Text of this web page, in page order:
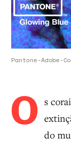
Pantone-Adobe-
O s
do